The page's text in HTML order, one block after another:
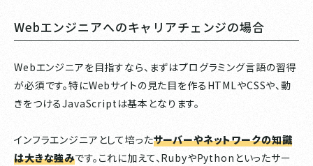
Webエンジニアへのキャリアチェンジの場合
Webエンジニアを目指すなら、まずはプログラミング言語の習得
が必須です。特にWebサイトの見た目を作るHTMLやCSSや、動
きをつけるJavaScriptは基本となります。
インフラエンジニアとして培ったサーバーやネットワークの知識
は大きな強みです。これに加えて、RubyやPythonといったサー